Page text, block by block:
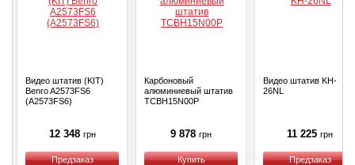
Видео штатив (KIT)
Benro A2573FS6
(A2573FS6)
12 348 грн
Карбоновый
алюминиевый штатив
TCBH15N00P
9 878 грн
Купить
Видео штатив KH-
26NL
11 225 грн